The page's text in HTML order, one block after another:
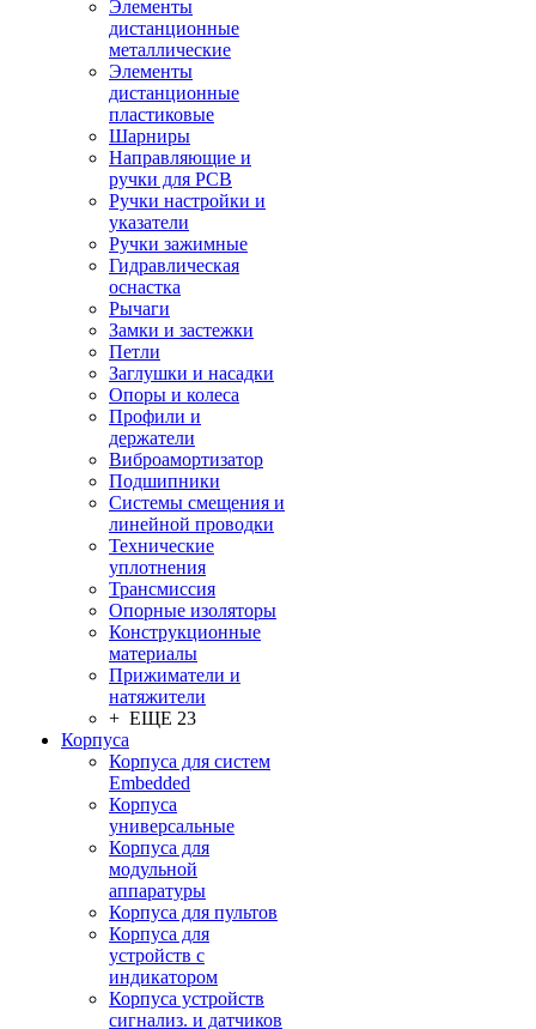
Элементы
дистанционные
металлические
Элементы
дистанционные
пластиковые
Шарниры
Направляющие и
ручки для PCB
Ручки настройки и
указатели
Ручки зажимные
Гидравлическая
оснастка
Рычаги
Замки и застежки
Петли
Заглушки и насадки
Опоры и колеса
Профили и
держатели
Виброамортизатор
Подшипники
Системы смещения и
линейной проводки
Технические
уплотнения
Трансмиссия
Опорные изоляторы
Конструкционные
материалы
Прижиматели и
натяжители
+ ЕЩЕ 23
Корпуса
Корпуса для систем
Embedded
Корпуса
универсальные
Корпуса для
модульной
аппаратуры
Корпуса для пультов
Корпуса для
устройств с
индикатором
Корпуса устройств
сигнализ. и датчиков